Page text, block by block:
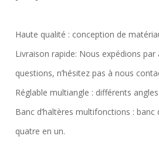
Haute qualité : conception de
Livraison rapide: Nous expédions
questions, n’hésitez pas à nous
Réglable multiangle : différents
Banc d’haltères multifonctions :
quatre en un.